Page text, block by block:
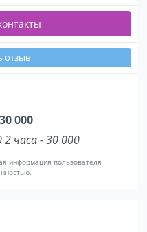
отзыв
000
часа - 30 000
информация пользователя